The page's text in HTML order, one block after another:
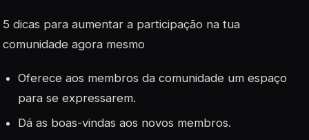
5 dicas para aumentar a participação na tua
comunidade agora mesmo
Oferece aos membros da comunidade um espaço
para se expressarem.
Dá as boas-vindas aos novos membros.